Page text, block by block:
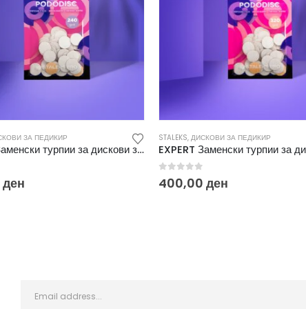
ЗА ПЕДИКИР
EXPERT Заменски турпии за дискови за педикир S 240 (50/1) PDF-15-240W
ден
STALEKS, ДИСКОВИ ЗА ПЕДИКИР
out of 5
400,00 ден